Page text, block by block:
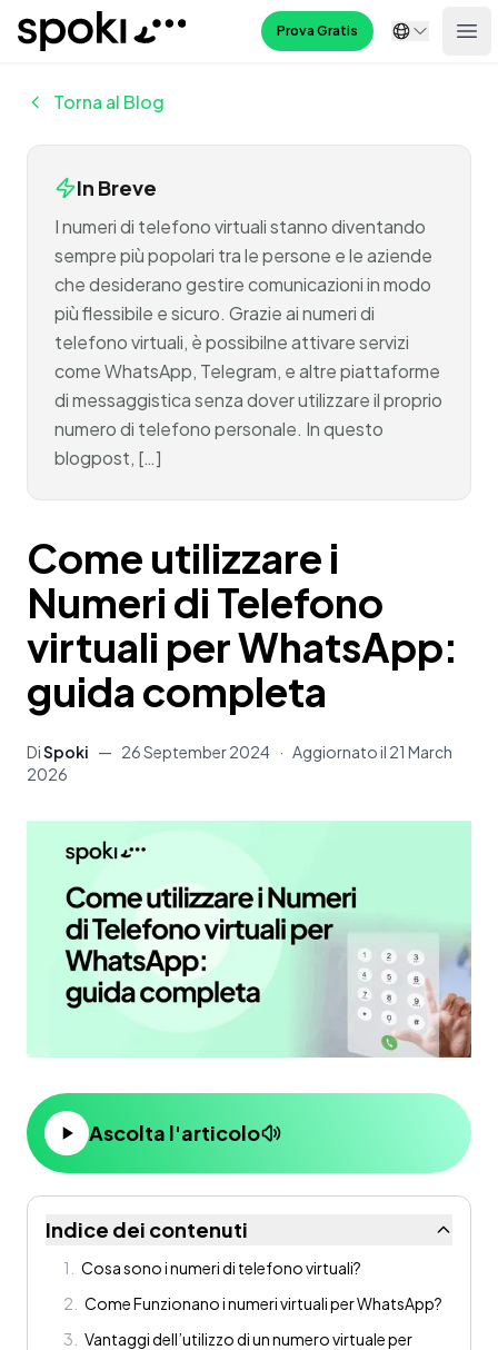
Spoki Prova Gratis
Torna al Blog
In Breve
I numeri di telefono virtuali stanno diventando
sempre più popolari tra le persone e le aziende
che desiderano gestire comunicazioni in modo
più flessibile e sicuro. Grazie ai numeri di
telefono virtuali, è possibilne attivare servizi
come WhatsApp, Telegram, e altre piattaforme
di messaggistica senza dover utilizzare il proprio
numero di telefono personale. In questo
blogpost, […]
Come utilizzare i
Numeri di Telefono
virtuali per WhatsApp:
guida completa
DiSpoki — 26 September 2024 · Aggiornato il 21 March
2026
Ascolta l'articolo
Indice dei contenuti
1
Cosa sono i numeri di telefono virtuali?
2
Come Funzionano i numeri virtuali per WhatsApp?
3
Vantaggi dell’utilizzo di un numero virtuale per